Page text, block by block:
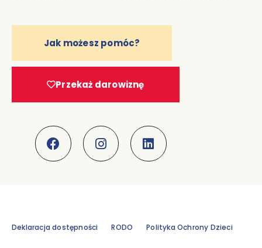
Jak możesz pomóc?
Przekaż darowiznę
Deklaracja dostępności RODO Polityka Ochrony Dzieci